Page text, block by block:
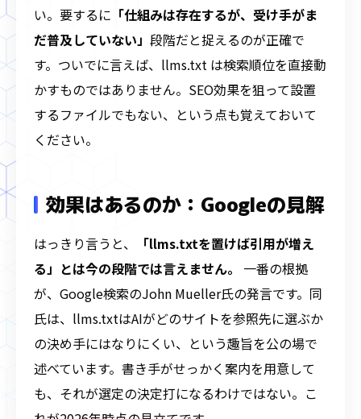
い。要するに 「仕組みは存在するが、受け手がま
だ普及していない」 段階だと捉えるのが正確で
す。ついでに言えば、llms.txt は検索順位を直接動
かすものではありません。SEO効果を狙って設置
するファイルでもない、という点も覚えておいて
ください。
効果はあるのか：Googleの見解
はっきり言うと、
「llms.txtを置けば引用が増え
る」とは今の段階では言えません。
一番の根拠
が、Google検索のJohn Mueller氏の発言です。同
氏は、llms.txtはAIがどのサイトを参照先に選ぶか
の決め手にはなりにくい、という趣旨を公の場で
述べています。書き手がせっかく案内を用意して
も、それが選定の決定打になるわけではない。こ